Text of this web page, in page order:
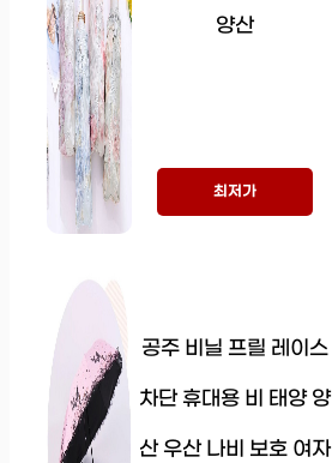
양산
최저가
공주 비닐 프릴 레이스
차단 휴대용 비 태양 양
산 우산 나비 보호 여자